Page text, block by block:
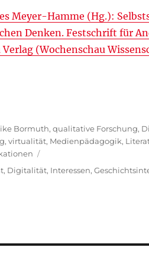
Meyer-Hamme (Hg.):
Denken. Festschrift für
(Wochenschau
Bormuth,qualitative Forschung,
,virtualität, Medienpädagogik,
, Digitalität, Interessen,